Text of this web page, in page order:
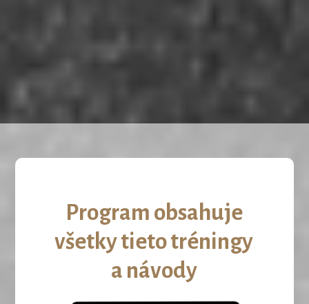
Program obsahuje
všetky tieto tréningy
a návody